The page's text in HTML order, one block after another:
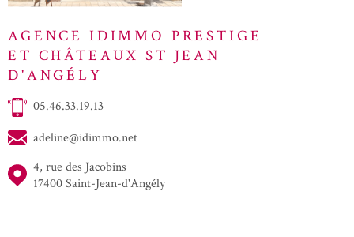
AGENCE IDIMMO PRESTIGE
ET CHÂTEAUX ST JEAN
D'ANGÉLY
05.46.33.19.13
adeline@idimmo.net
4, rue des Jacobins
17400 Saint-Jean-d'Angély